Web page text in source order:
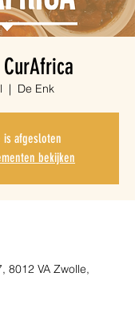
  |
De Enk
is afgesloten
bekijken
8012 VA Zwolle,